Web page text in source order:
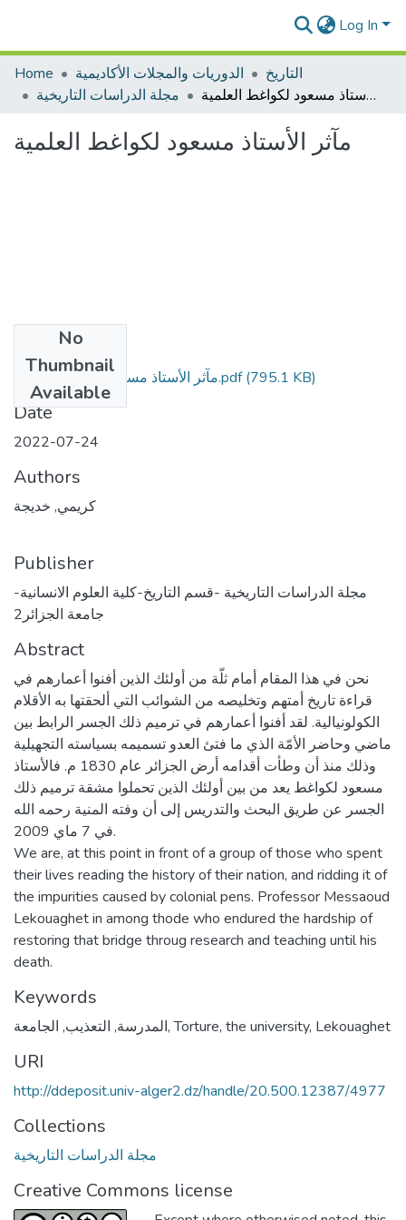
Log In
Home الدوريات والمجلات الأكاديمية
التاريخ
مجلة الدراسات التاريخية
مآثر الأستاذ مسعود لكواغط العلمية
مآثر الأستاذ مسعود لكواغط العلمية
No
Thumbnail
Available
مآثر الأستاذ مسعود لكواغط العلمية.pdf(795.1 KB)
Date
2022-07-24
Authors
كريمي, خديجة
Publisher
مجلة الدراسات التاريخية -قسم التاريخ-كلية العلوم الانسانية-
جامعة الجزائر2
Abstract
نحن في هذا المقام أمام ثلّة من أولئك الذين أفنوا أعمارهم في
قراءة تاريخ أمتهم وتخليصه من الشوائب التي ألحقتها به الأقلام
الكولونيالية. لقد أفنوا أعمارهم في ترميم ذلك الجسر الرابط بين
ماضي وحاضر الأمّة الذي ما فتئ العدو تسميمه بسياسته التجهيلية
وذلك منذ أن وطأت أقدامه أرض الجزائر عام 1830 م. فالأستاذ
مسعود لكواغط يعد من بين أولئك الذين تحملوا مشقة ترميم ذلك
الجسر عن طريق البحث والتدريس إلى أن وفته المنية رحمه الله
في 7 ماي 2009.
We are, at this point in front of a group of those who spent
their lives reading the history of their nation, and ridding it of
the impurities caused by colonial pens. Professor Messaoud
Lekouaghet in among thode who endured the hardship of
restoring that bridge throug research and teaching until his
death.
Keywords
المدرسة, التعذيب, الجامعة ,Torture, the university, Lekouaghet
URI
http://ddeposit.univ-alger2.dz/handle/20.500.12387/4977
Collections
مجلة الدراسات التاريخية
Creative Commons license